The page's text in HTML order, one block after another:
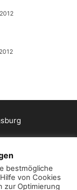
bestmögliche
von Cookies
zur Optimierung